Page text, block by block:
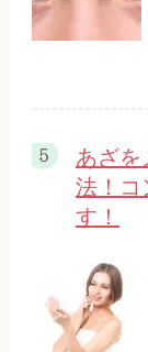
あざを
法！コ
す！